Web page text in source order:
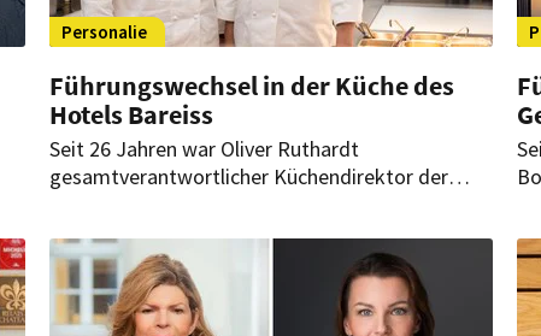
Personalie
Führungswechsel in der Küche des
Hotels Bareiss
Seit 26 Jahren war Oliver Ruthardt
gesamtverantwortlicher Küchendirektor der
Geschäftsleitung des Hotels Bareiss. Nun
übergibt er beide Positionen an seinen
Nachfolger.